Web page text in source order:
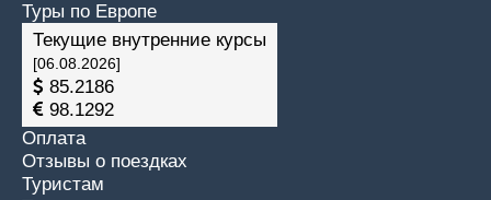
Туры по Европе
Текущие внутренние курсы
[06.08.2026]
85.2186
98.1292
Оплата
Отзывы о поездках
Туристам